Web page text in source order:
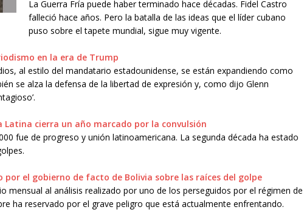
La Guerra Fría puede haber terminado hace décadas. Fidel Castro
falleció hace años. Pero la batalla de las ideas que el líder cubano
puso sobre el tapete mundial, sigue muy vigente.
en la era de Trump
al estilo del mandatario estadounidense, se están expandiendo como
se alza la defensa de la libertad de expresión y, como dijo Glenn
Latina cierra un año marcado por la convulsión
fue de progreso y unión latinoamericana. La segunda década ha estado
por el gobierno de facto de Bolivia sobre las raíces del golpe
mensual al análisis realizado por uno de los perseguidos por el régimen de
ha reservado por el grave peligro que está actualmente enfrentando.